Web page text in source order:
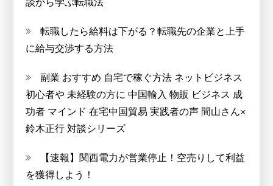
転職したら給料は下がる？転職先の企業と上手
に給与交渉する方法
副業 おすすめ 自宅で稼ぐ方法 ネットビジネス
初心者や 未経験の方に 中国輸入 物販 ビジネス 成
功者 マインド 在宅中国貿易 実践者の声 間山さん×
鈴木正行 対談シリーズ
【速報】関西電力が営業停止！空売りして利益
を獲得しよう！